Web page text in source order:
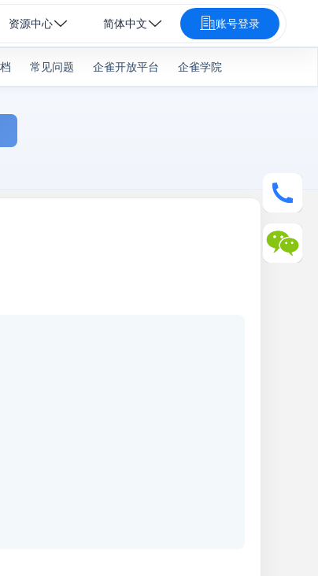
资源中心 简体中文 账号登录
常见问题 企雀开放平台 企雀学院